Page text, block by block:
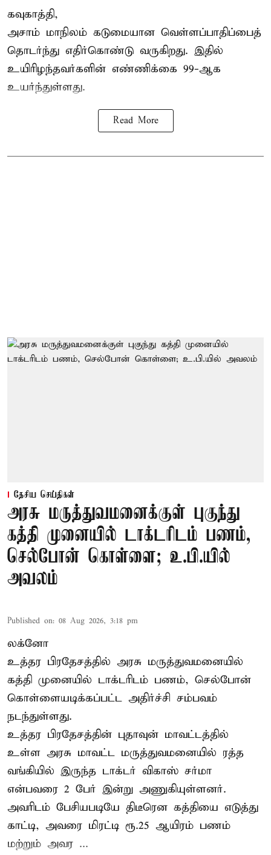
கவுகாத்தி,
அசாம் மாநிலம் கடுமையான வெள்ளப்பாதிப்பைத்
தொடர்ந்து எதிர்கொண்டு வருகிறது. இதில்
உயிரிழந்தவர்களின் எண்ணிக்கை 99-ஆக
உயர்ந்துள்ளது.
Read More
தேசிய செய்திகள்
அரசு மருத்துவமனைக்குள் புகுந்து
கத்தி முனையில் டாக்டரிடம் பணம்,
செல்போன் கொள்ளை; உ.பி.யில்
அவலம்
Published on: 08 Aug 2026, 3:18 pm
லக்னோ
உத்தர பிரதேசத்தில் அரசு மருத்துவமனையில்
கத்தி முனையில் டாக்டரிடம் பணம், செல்போன்
கொள்ளையடிக்கப்பட்ட அதிர்ச்சி சம்பவம்
நடந்துள்ளது.
உத்தர பிரதேசத்தின் புதாவுன் மாவட்டத்தில்
உள்ள அரசு மாவட்ட மருத்துவமனையில் ரத்த
வங்கியில் இருந்த டாக்டர் விகாஸ் சர்மா
என்பவரை 2 பேர் இன்று அணுகியுள்ளனர்.
அவரிடம் பேசியபடியே திடீரென கத்தியை எடுத்து
காட்டி, அவரை மிரட்டி ரூ.25 ஆயிரம் பணம்
மற்றும் அவர ...